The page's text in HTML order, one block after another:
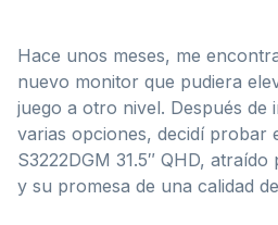
Hace unos meses, me
nuevo monitor que pudiera
juego a otro nivel. Después de
varias opciones, decidí probar
S3222DGM 31.5″ QHD,
y su promesa de una calidad